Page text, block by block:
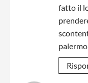
fatto il
palermo